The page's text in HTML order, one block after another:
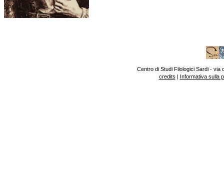
Centro di Studi Filologici Sardi - via
credits | Informativa sulla